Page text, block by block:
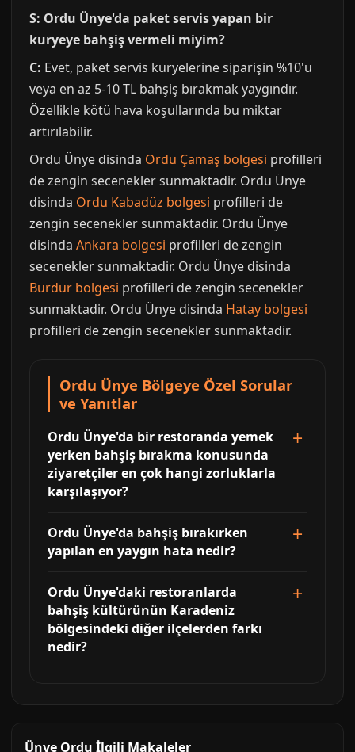
S: Ordu Ünye'da paket servis yapan bir
kuryeye bahşiş vermeli miyim?
C: Evet, paket servis kuryelerine siparişin %10'u
veya en az 5-10 TL bahşiş bırakmak yaygındır.
Özellikle kötü hava koşullarında bu miktar
artırılabilir.
Ordu Ünye disinda Ordu Çamaş bolgesi profilleri
de zengin secenekler sunmaktadir. Ordu Ünye
disinda Ordu Kabadüz bolgesi profilleri de
zengin secenekler sunmaktadir. Ordu Ünye
disinda Ankara bolgesi profilleri de zengin
secenekler sunmaktadir. Ordu Ünye disinda
Burdur bolgesi profilleri de zengin secenekler
sunmaktadir. Ordu Ünye disinda Hatay bolgesi
profilleri de zengin secenekler sunmaktadir.
Ordu Ünye Bölgeye Özel Sorular
ve Yanıtlar
Ordu Ünye'da bir restoranda yemek
yerken bahşiş bırakma konusunda
ziyaretçiler en çok hangi zorluklarla
karşılaşıyor?
Ordu Ünye'da bahşiş bırakırken
yapılan en yaygın hata nedir?
Ordu Ünye'daki restoranlarda
bahşiş kültürünün Karadeniz
bölgesindeki diğer ilçelerden farkı
nedir?
Ünye Ordu İlgili Makaleler